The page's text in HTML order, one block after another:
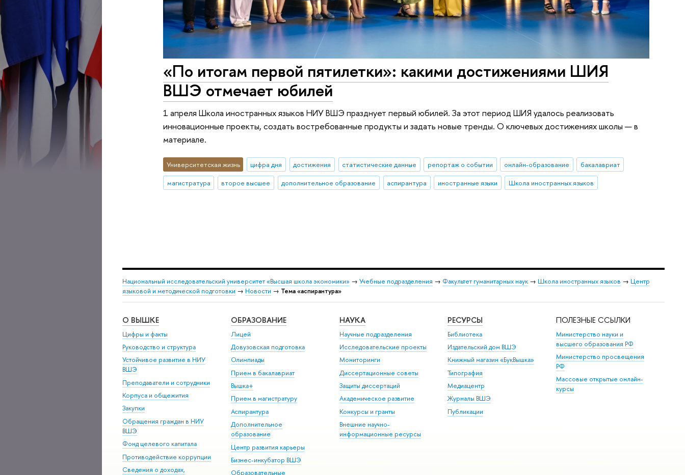
«По итогам первой пятилетки»: какими достижениями ШИЯ
ВШЭ отмечает юбилей
1 апреля Школа иностранных языков НИУ ВШЭ празднует первый юбилей. За этот период ШИЯ удалось реализовать
инновационные проекты, создать востребованные продукты и задать новые тренды. О ключевых достижениях школы — в
материале.
Университетская жизнь цифра дня достижения статистические данные репортаж о событии онлайн-образование
бакалавриат
магистратура
второе высшее дополнительное образование аспирантура иностранные языки Школа иностранных языков
Национальный исследовательский университет «Высшая школа экономики» → Учебные подразделения → Факультет гуманитарных наук → Школа иностранных языков → Центр
языковой и методической подготовки → Новости → Тема «аспирантура»
О ВЫШКЕ
Цифры и факты
Руководство и структура
Устойчивое развитие в НИУ
ВШЭ
Преподаватели и сотрудники
Корпуса и общежития
Закупки
Обращения граждан в НИУ
ВШЭ
Фонд целевого капитала
Противодействие коррупции
Сведения о доходах,
ОБРАЗОВАНИЕ
Лицей
Довузовская подготовка
Олимпиады
Прием в бакалавриат
Вышка+
Прием в магистратуру
Аспирантура
Дополнительное
образование
Центр развития карьеры
Бизнес-инкубатор ВШЭ
Образовательные
НАУКА
Научные подразделения
Исследовательские проекты
Мониторинги
Диссертационные советы
Защиты диссертаций
Академическое развитие
Конкурсы и гранты
Внешние научно-
информационные ресурсы
РЕСУРСЫ
Библиотека
Издательский дом ВШЭ
Книжный магазин «БукВышка»
Типография
Медиацентр
Журналы ВШЭ
Публикации
ПОЛЕЗНЫЕ ССЫЛКИ
Министерство науки и
высшего образования РФ
Министерство просвещения
РФ
Массовые открытые онлайн-
курсы